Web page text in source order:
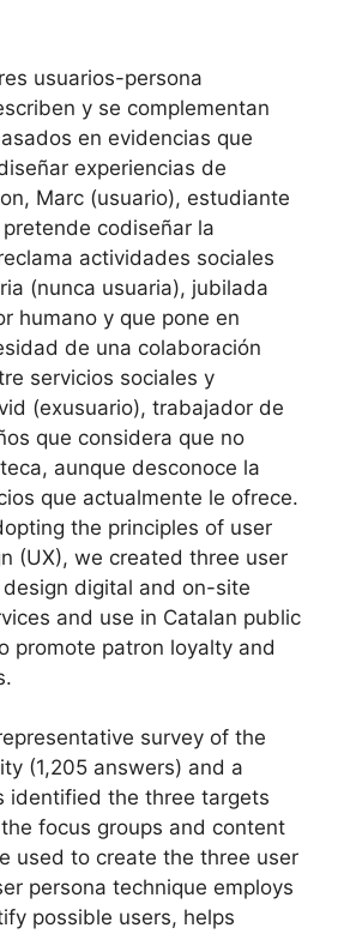
usuarios-persona
y se complementan
en evidencias que
experiencias de
Marc (usuario), estudiante
codiseñar la
actividades sociales
(nunca usuaria), jubilada
humano y que pone en
de una colaboración
servicios sociales y
(exusuario), trabajador de
que considera que no
aunque desconoce la
que actualmente le ofrece.
the principles of user
(UX), we created three user
digital and on-site
and use in Catalan public
promote patron loyalty and
survey of the
(1,205 answers) and a
identified the three targets
focus groups and content
used to create the three user
persona technique employs
possible users, helps